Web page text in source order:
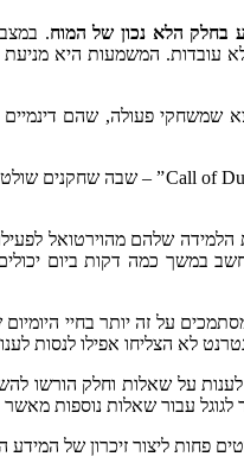
בחלק הלא נכון של המוח.
פעולה, שהם דינמיים
שלהם מהוירטואל
שונים ובמשחקי מחשב במשך
על זה יותר בחיי היומיום
לא הצליחו אפילו לנסות
על שאלות וחלק הורשו
עבור שאלות נוספות מאשר
פחות ליצור זיכרון של המידע